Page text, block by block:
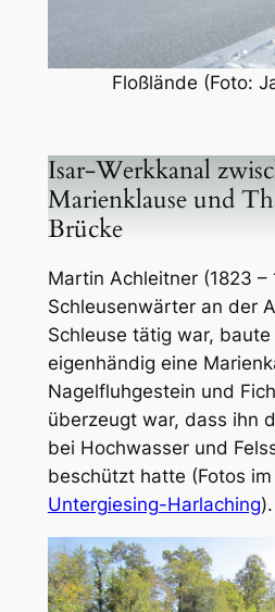
Floßlände (Foto:
Isar-Werkkanal
Marienklause und
Brücke
Martin Achleitner (1823 –
Schleusenwärter an der
Schleuse tätig war,
eigenhändig eine
Nagelfluhgestein und
überzeugt war, dass ihn
bei Hochwasser und
beschützt hatte (Fotos
Untergiesing-Harlaching).